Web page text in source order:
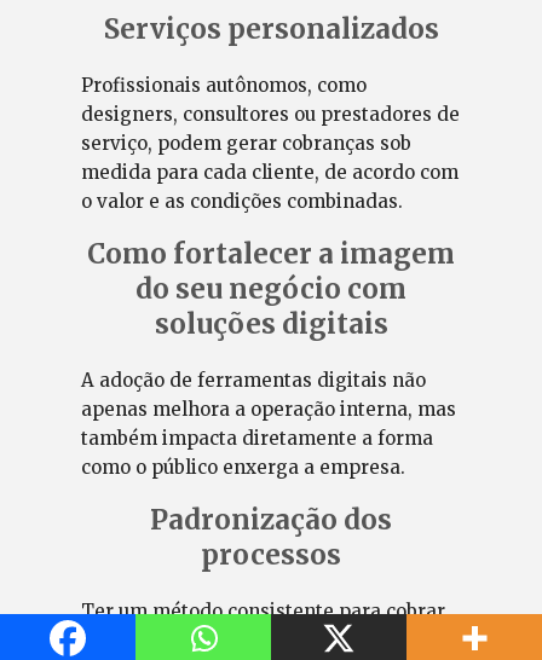
Serviços personalizados
Profissionais autônomos, como
designers, consultores ou prestadores de
serviço, podem gerar cobranças sob
medida para cada cliente, de acordo com
o valor e as condições combinadas.
Como fortalecer a imagem
do seu negócio com
soluções digitais
A adoção de ferramentas digitais não
apenas melhora a operação interna, mas
também impacta diretamente a forma
como o público enxerga a empresa.
Padronização dos
processos
Ter um método consistente para cobrar
clientes transmite organização e